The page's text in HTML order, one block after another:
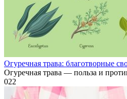
Огуречная трава: благотворные
Огуречная трава — польза и
022